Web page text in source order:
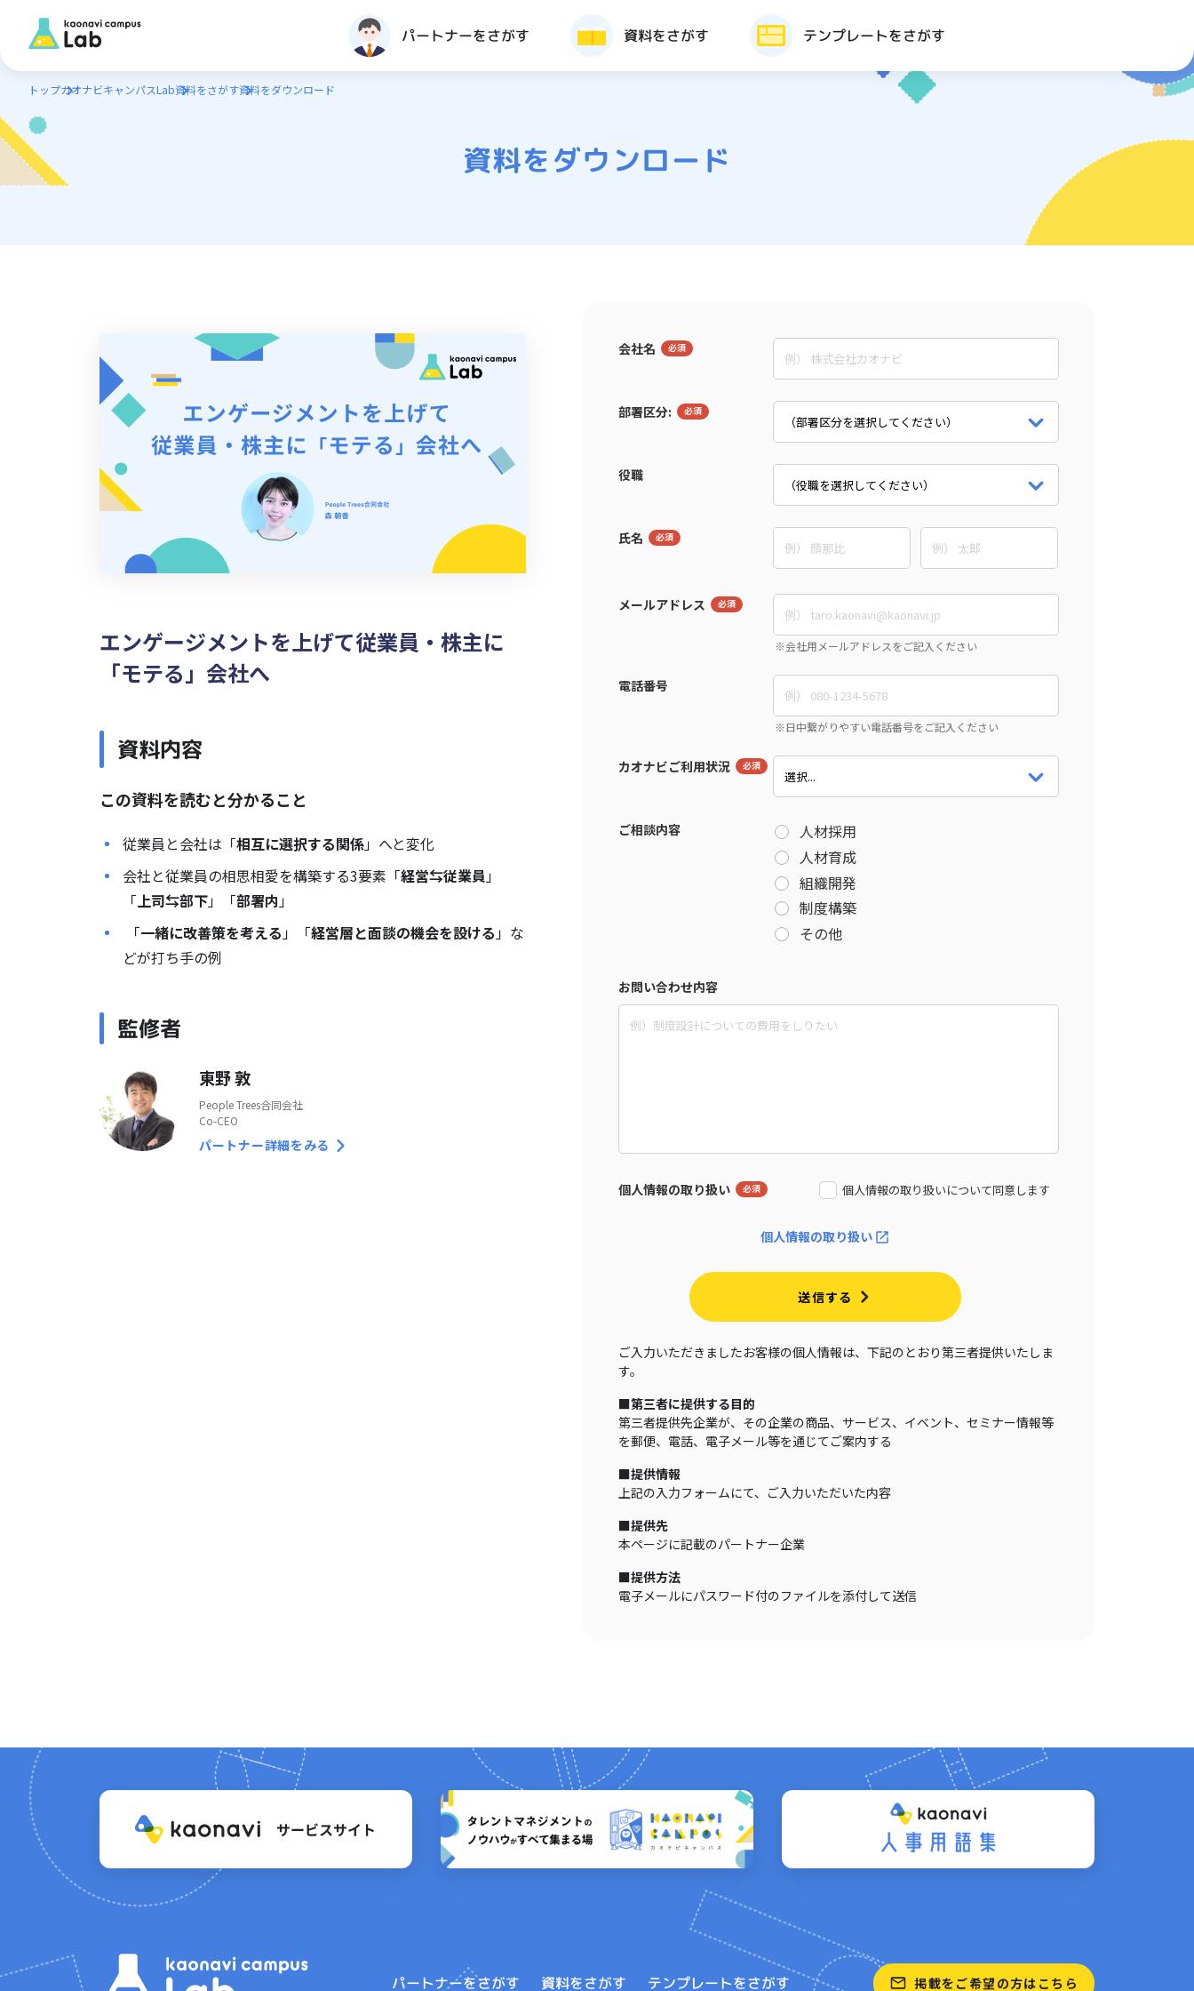
パートナーをさがす 資料をさがす テンプレートをさがす
トップカオナビキャンパスLab資料をさがす資料をダウンロード
資料をダウンロード
エンゲージメントを上げて従業員・株主に
「モテる」会社へ
資料内容
この資料を読むと分かること
従業員と会社は「相互に選択する関係」へと変化
会社と従業員の相思相愛を構築する3要素「経営⇆従業員」
「上司⇆部下」「部署内」
「一緒に改善策を考える」「経営層と面談の機会を設ける」な
どが打ち手の例
監修者
東野 敦
People Trees合同会社
Co-CEO
パートナー詳細をみる
会社名
部署区分:
役職
氏名
メールアドレス
電話番号
カオナビご利用状況
ご相談内容
人材採用
人材育成
組織開発
制度構築
その他
お問い合わせ内容
個人情報の取り扱い 個人情報の取り扱いについて同意します
個人情報の取り扱い
送信する
ご入力いただきましたお客様の個人情報は、下記のとおり第三者提供いたしま
す。
■第三者に提供する目的
第三者提供先企業が、その企業の商品、サービス、イベント、セミナー情報等
を郵便、電話、電子メール等を通じてご案内する
■提供情報
上記の入力フォームにて、ご入力いただいた内容
■提供先
本ページに記載のパートナー企業
■提供方法
電子メールにパスワード付のファイルを添付して送信
パートナーをさがす 資料をさがす テンプレートをさがす 掲載をご希望の方はこちら